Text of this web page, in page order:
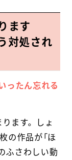
ます
対処され
ったん忘れる
ます。しょ
の作品が「ほ
ふさわしい動